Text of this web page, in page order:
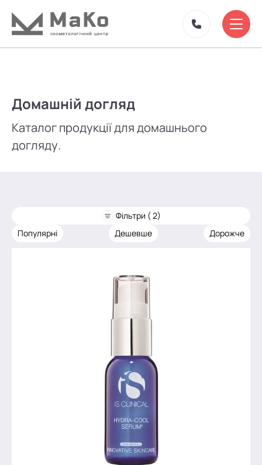
Домашній догляд
Каталог продукції для домашнього
догляду.
Фільтри ( 2)
Популярні
Дешевше Дорожче